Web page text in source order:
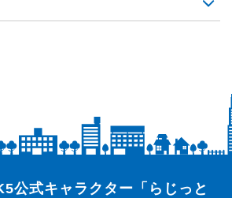
公式キャラクター「らじっと